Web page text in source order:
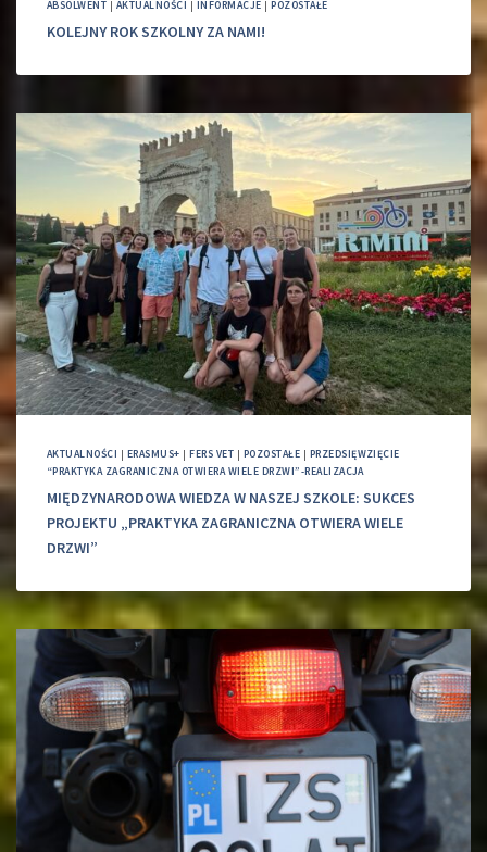
ABSOLWENT | AKTUALNOŚCI | INFORMACJE |POZOSTAŁE
KOLEJNY ROK SZKOLNY ZA NAMI!
AKTUALNOŚCI | ERASMUS+ |FERS VET | POZOSTAŁE | PRZEDSIĘWZIĘCIE
“PRAKTYKA ZAGRANICZNA OTWIERA WIELE DRZWI”-REALIZACJA
MIĘDZYNARODOWA WIEDZA W NASZEJ SZKOLE: SUKCES
PROJEKTU „PRAKTYKA ZAGRANICZNA OTWIERA WIELE
DRZWI”